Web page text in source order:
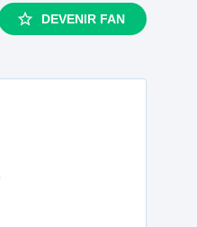
DEVENIR FAN